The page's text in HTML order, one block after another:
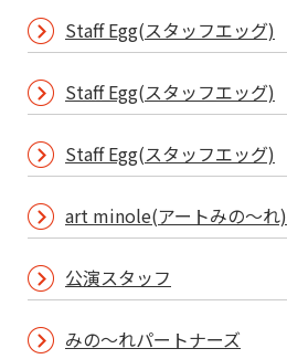
Staff Egg(スタッフエッグ)
Staff Egg(スタッフエッグ)
Staff Egg(スタッフエッグ)
art minole(アートみの～れ)
公演スタッフ
みの～れパートナーズ